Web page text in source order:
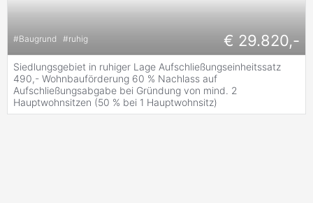
#Baugrund #ruhig € 29.820,-
Siedlungsgebiet in ruhiger Lage Aufschließungseinheitssatz
490,- Wohnbauförderung 60 % Nachlass auf
Aufschließungsabgabe bei Gründung von mind. 2
Hauptwohnsitzen (50 % bei 1 Hauptwohnsitz)